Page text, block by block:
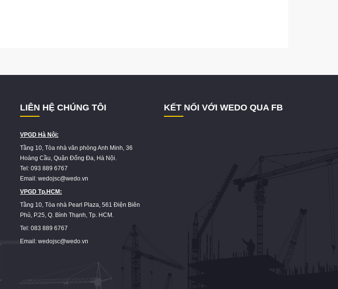
LIÊN HỆ CHÚNG TÔI
VPGD Hà Nội:
Tầng 10, Tòa nhà văn phòng Anh Minh, 36
Hoàng Cầu, Quận Đống Đa, Hà Nội.
Tel: 093 889 6767
Email: wedojsc@wedo.vn
VPGD Tp.HCM:
Tầng 10, Tòa nhà Pearl Plaza, 561 Điện Biên
Phủ, P.25, Q. Bình Thạnh, Tp. HCM.
Tel: 083 889 6767
Email: wedojsc@wedo.vn
KẾT NỐI VỚI WEDO QUA FB